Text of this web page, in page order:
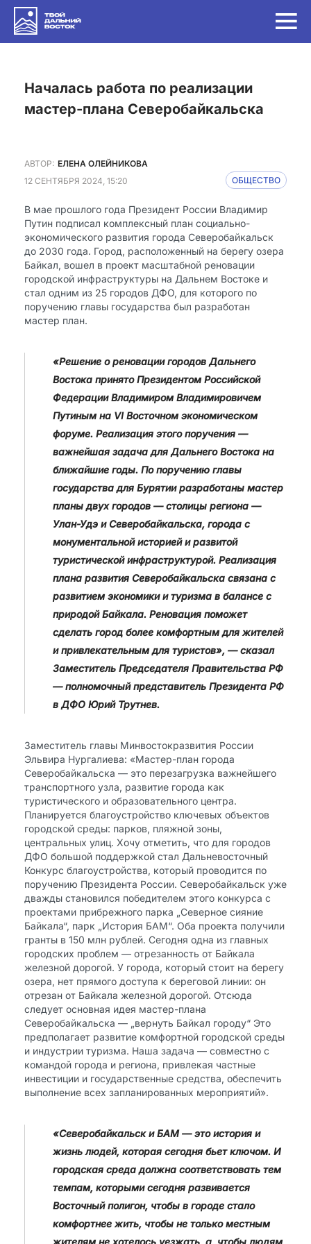
Началась работа по реализации
мастер-плана Северобайкальска
АВТОР: ЕЛЕНА ОЛЕЙНИКОВА
12 СЕНТЯБРЯ 2024, 15:20
ОБЩЕСТВО
В мае прошлого года Президент России Владимир
Путин подписал комплексный план социально-
экономического развития города Северобайкальск
до 2030 года. Город, расположенный на берегу озера
Байкал, вошел в проект масштабной реновации
городской инфраструктуры на Дальнем Востоке и
стал одним из 25 городов ДФО, для которого по
поручению главы государства был разработан
мастер план.
«Решение о реновации городов Дальнего
Востока принято Президентом Российской
Федерации Владимиром Владимировичем
Путиным на VI Восточном экономическом
форуме. Реализация этого поручения —
важнейшая задача для Дальнего Востока на
ближайшие годы. По поручению главы
государства для Бурятии разработаны мастер
планы двух городов — столицы региона —
Улан-Удэ и Северобайкальска, города с
монументальной историей и развитой
туристической инфраструктурой. Реализация
плана развития Северобайкальска связана с
развитием экономики и туризма в балансе с
природой Байкала. Реновация поможет
сделать город более комфортным для жителей
и привлекательным для туристов», — сказал
Заместитель Председателя Правительства РФ
— полномочный представитель Президента РФ
в ДФО Юрий Трутнев.
Заместитель главы Минвостокразвития России
Эльвира Нургалиева: «Мастер-план города
Северобайкальска — это перезагрузка важнейшего
транспортного узла, развитие города как
туристического и образовательного центра.
Планируется благоустройство ключевых объектов
городской среды: парков, пляжной зоны,
центральных улиц. Хочу отметить, что для городов
ДФО большой поддержкой стал Дальневосточный
Конкурс благоустройства, который проводится по
поручению Президента России. Северобайкальск уже
дважды становился победителем этого конкурса с
проектами прибрежного парка „Северное сияние
Байкала“, парк „История БАМ“. Оба проекта получили
гранты в 150 млн рублей. Сегодня одна из главных
городских проблем — отрезанность от Байкала
железной дорогой. У города, который стоит на берегу
озера, нет прямого доступа к береговой линии: он
отрезан от Байкала железной дорогой. Отсюда
следует основная идея мастер-плана
Северобайкальска — „вернуть Байкал городу“ Это
предполагает развитие комфортной городской среды
и индустрии туризма. Наша задача — совместно с
командой города и региона, привлекая частные
инвестиции и государственные средства, обеспечить
выполнение всех запланированных мероприятий».
«Северобайкальск и БАМ — это история и
жизнь людей, которая сегодня бьет ключом. И
городская среда должна соответствовать тем
темпам, которыми сегодня развивается
Восточный полигон, чтобы в городе стало
комфортнее жить, чтобы не только местным
жителям не хотелось уезжать, а, чтобы людям